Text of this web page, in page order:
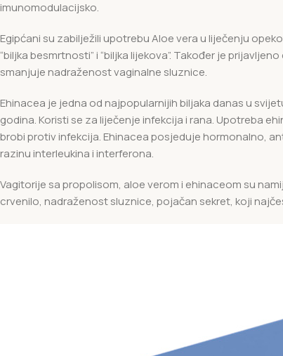
imunomodulacijsko.
Egipćani su zabilježili upotrebu Aloe vera u liječenju
“biljka besmrtnosti” i “biljka lijekova”. Također je
smanjuje nadraženost vaginalne sluznice.
Ehinacea je jedna od najpopularnijih biljaka danas u
godina. Koristi se za liječenje infekcija i rana. Upotreba
brobi protiv infekcija. Ehinacea posjeduje hormonalno,
razinu interleukina i interferona.
Vagitorije sa propolisom, aloe verom i ehinaceom su
crvenilo, nadraženost sluznice, pojačan sekret, koji